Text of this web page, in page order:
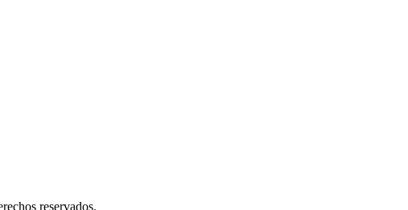
reservados.